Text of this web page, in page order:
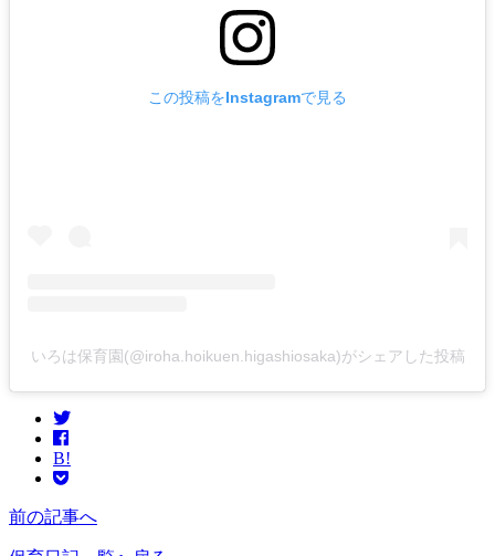
この投稿をInstagramで見る
いろは保育園(@iroha.hoikuen.higashiosaka)がシェアした投稿
B!
前の記事へ